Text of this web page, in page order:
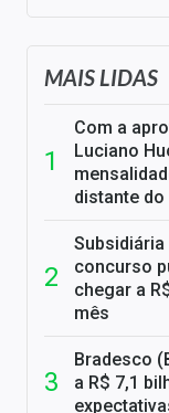
MAIS LIDAS
Com a
Luciano
distante
Subsidiária
concurso
chegar a
mês
Bradesco
a R$ 7,1